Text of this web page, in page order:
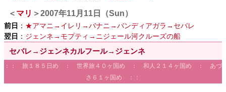
＜ マリ ＞2007年11月11日（Sun）
前日 ： ★アマニ→イレリ→バナニ→バンディアガラ→セバレ
翌日 ： ジェンネ→モプティ→ニジェール河クルーズの船
セバレ→ジェンネカルフール→ジェンネ
：： 旅１８５日め ： 世界旅４０ヶ国め ： 和人２１４ヶ国め ： あづ
さ６１ヶ国め ：：